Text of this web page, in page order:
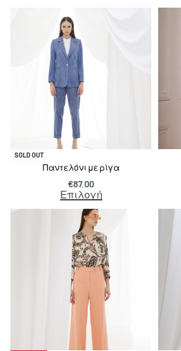
SOLD OUT
Παντελόνι με ρίγα
€87.00
Επιλογή